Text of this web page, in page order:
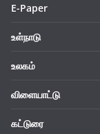
E-Paper
உள்நாடு
உலகம்
விளையாட்டு
கட்டுரை